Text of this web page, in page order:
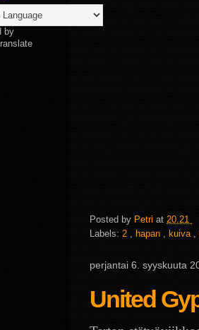
Posted by Petri at 20.21
Labels: 2 hapan kuiva
perjantai 6. syyskuuta
United
by